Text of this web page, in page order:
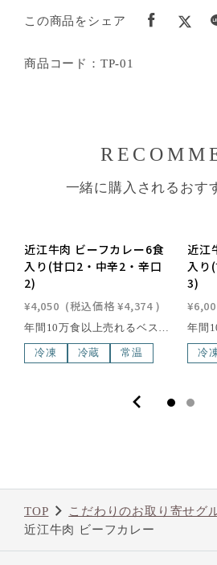
この商品をシェア
商品コード：TP-01
一緒に購入されるおす
近江牛肉 ビーフカレー6食
入り(甘口2・中辛2・辛口
2)
¥4,050 (税込価格 ¥4,374 )
冷凍 冷蔵 常温
近江
入り
3)
冷
TOP
こだわりのお取り寄せグ
近江牛肉 ビーフカレー